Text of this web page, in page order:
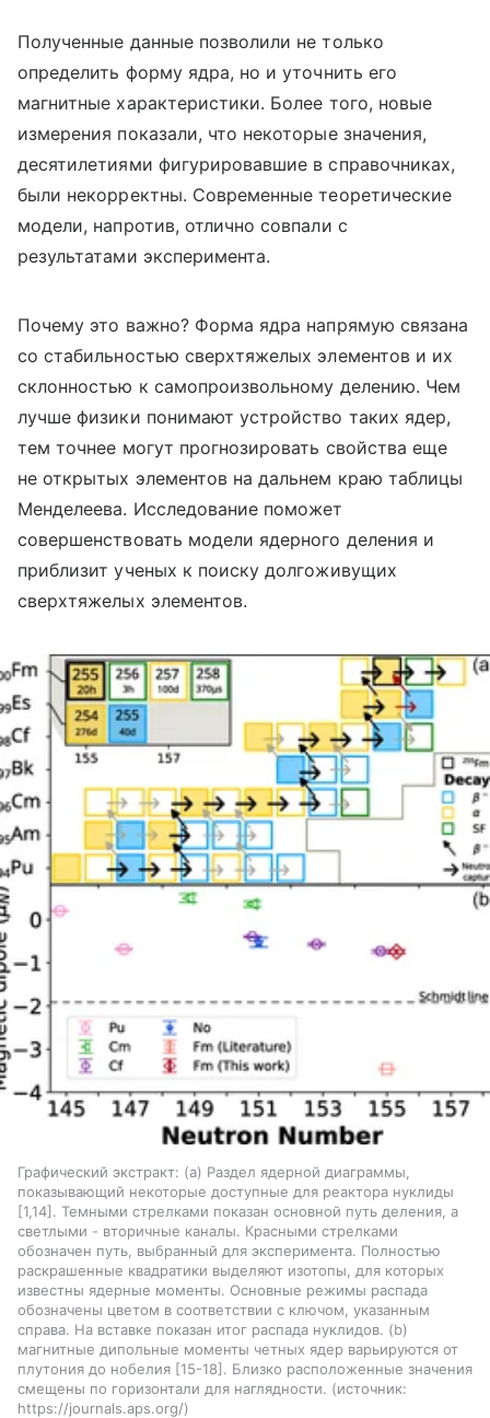
Полученные данные позволили не только
определить форму ядра, но и уточнить его
магнитные характеристики. Более того, новые
измерения показали, что некоторые значения,
десятилетиями фигурировавшие в справочниках,
были некорректны. Современные теоретические
модели, напротив, отлично совпали с
результатами эксперимента.
Почему это важно? Форма ядра напрямую связана
со стабильностью сверхтяжелых элементов и их
склонностью к самопроизвольному делению. Чем
лучше физики понимают устройство таких ядер,
тем точнее могут прогнозировать свойства еще
не открытых элементов на дальнем краю таблицы
Менделеева. Исследование поможет
совершенствовать модели ядерного деления и
приблизит ученых к поиску долгоживущих
сверхтяжелых элементов.
Графический экстракт: (а) Раздел ядерной диаграммы,
показывающий некоторые доступные для реактора нуклиды
[1,14]. Темными стрелками показан основной путь деления, а
светлыми - вторичные каналы. Красными стрелками
обозначен путь, выбранный для эксперимента. Полностью
раскрашенные квадратики выделяют изотопы, для которых
известны ядерные моменты. Основные режимы распада
обозначены цветом в соответствии с ключом, указанным
справа. На вставке показан итог распада нуклидов. (b)
магнитные дипольные моменты четных ядер варьируются от
плутония до нобелия [15-18]. Близко расположенные значения
смещены по горизонтали для наглядности.
источник:
https://journals.aps.org/